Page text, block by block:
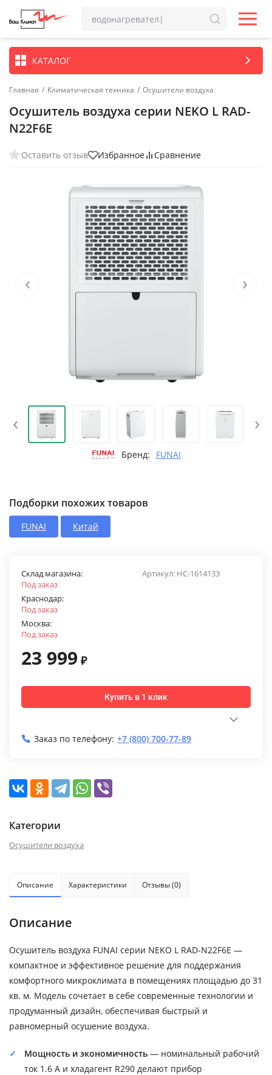
КАТАЛОГ
Главная / Климатическая техника / Осушители воздуха
Осушитель воздуха серии NEKO L RAD-
N22F6E
Оставить отзыв Избранное Сравнение
‹ ›
‹ ›
Бренд: FUNAI
Подборки похожих товаров
FUNAI Китай
Артикул: НС-1614133
Склад магазина:
Под заказ
Краснодар:
Под заказ
Москва:
Под заказ
23 999 ₽
Купить в 1 клик
Заказ по телефону: +7 (800) 700-77-89
Категории
Осушители воздуха
Описание Характеристики Отзывы (0)
Описание
Осушитель воздуха FUNAI серии NEKO L RAD-N22F6E —
компактное и эффективное решение для поддержания
комфортного микроклимата в помещениях площадью до 31
кв. м. Модель сочетает в себе современные технологии и
продуманный дизайн, обеспечивая быстрый и
равномерный осушение воздуха.
Мощность и экономичность — номинальный рабочий
ток 1.6 А и хладагент R290 делают прибор